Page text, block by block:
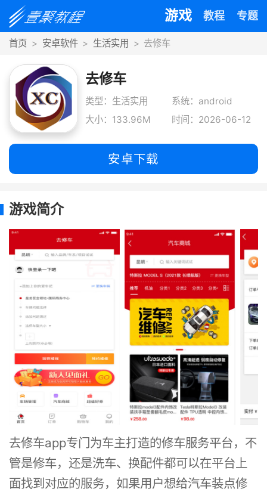
游戏 教程 专题
首页 安卓软件 生活实用 去修车
去修车
类型：生活实用
系统：android
大小：133.96M
时间：2026-06-12
安卓下载
游戏简介
去修车app专门为车主打造的修车服务平台，不
管是修车，还是洗车、换配件都可以在平台上
面找到对应的服务，如果用户想给汽车装点修